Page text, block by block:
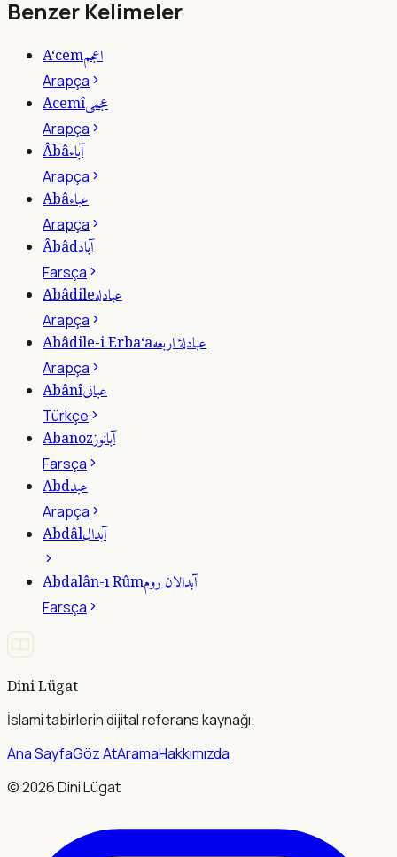
Benzer Kelimeler
A‘cemاعجم
Arapça
Acemîعجمى
Arapça
Âbâآباء
Arapça
Abâعباء
Arapça
Âbâdآباد
Farsça
Abâdileعبادله
Arapça
Abâdile-i Erba‘aعبادلۀ اربعه
Arapça
Abânîعبانى
Türkçe
Abanozآبانوز
Farsça
Abdعبد
Arapça
Abdâlآبدال
Abdalân-ı Rûmآبدالان روم
Farsça
Dini Lügat
İslami tabirlerin dijital referans kaynağı.
Ana SayfaGöz AtAramaHakkımızda
©2026Dini Lügat